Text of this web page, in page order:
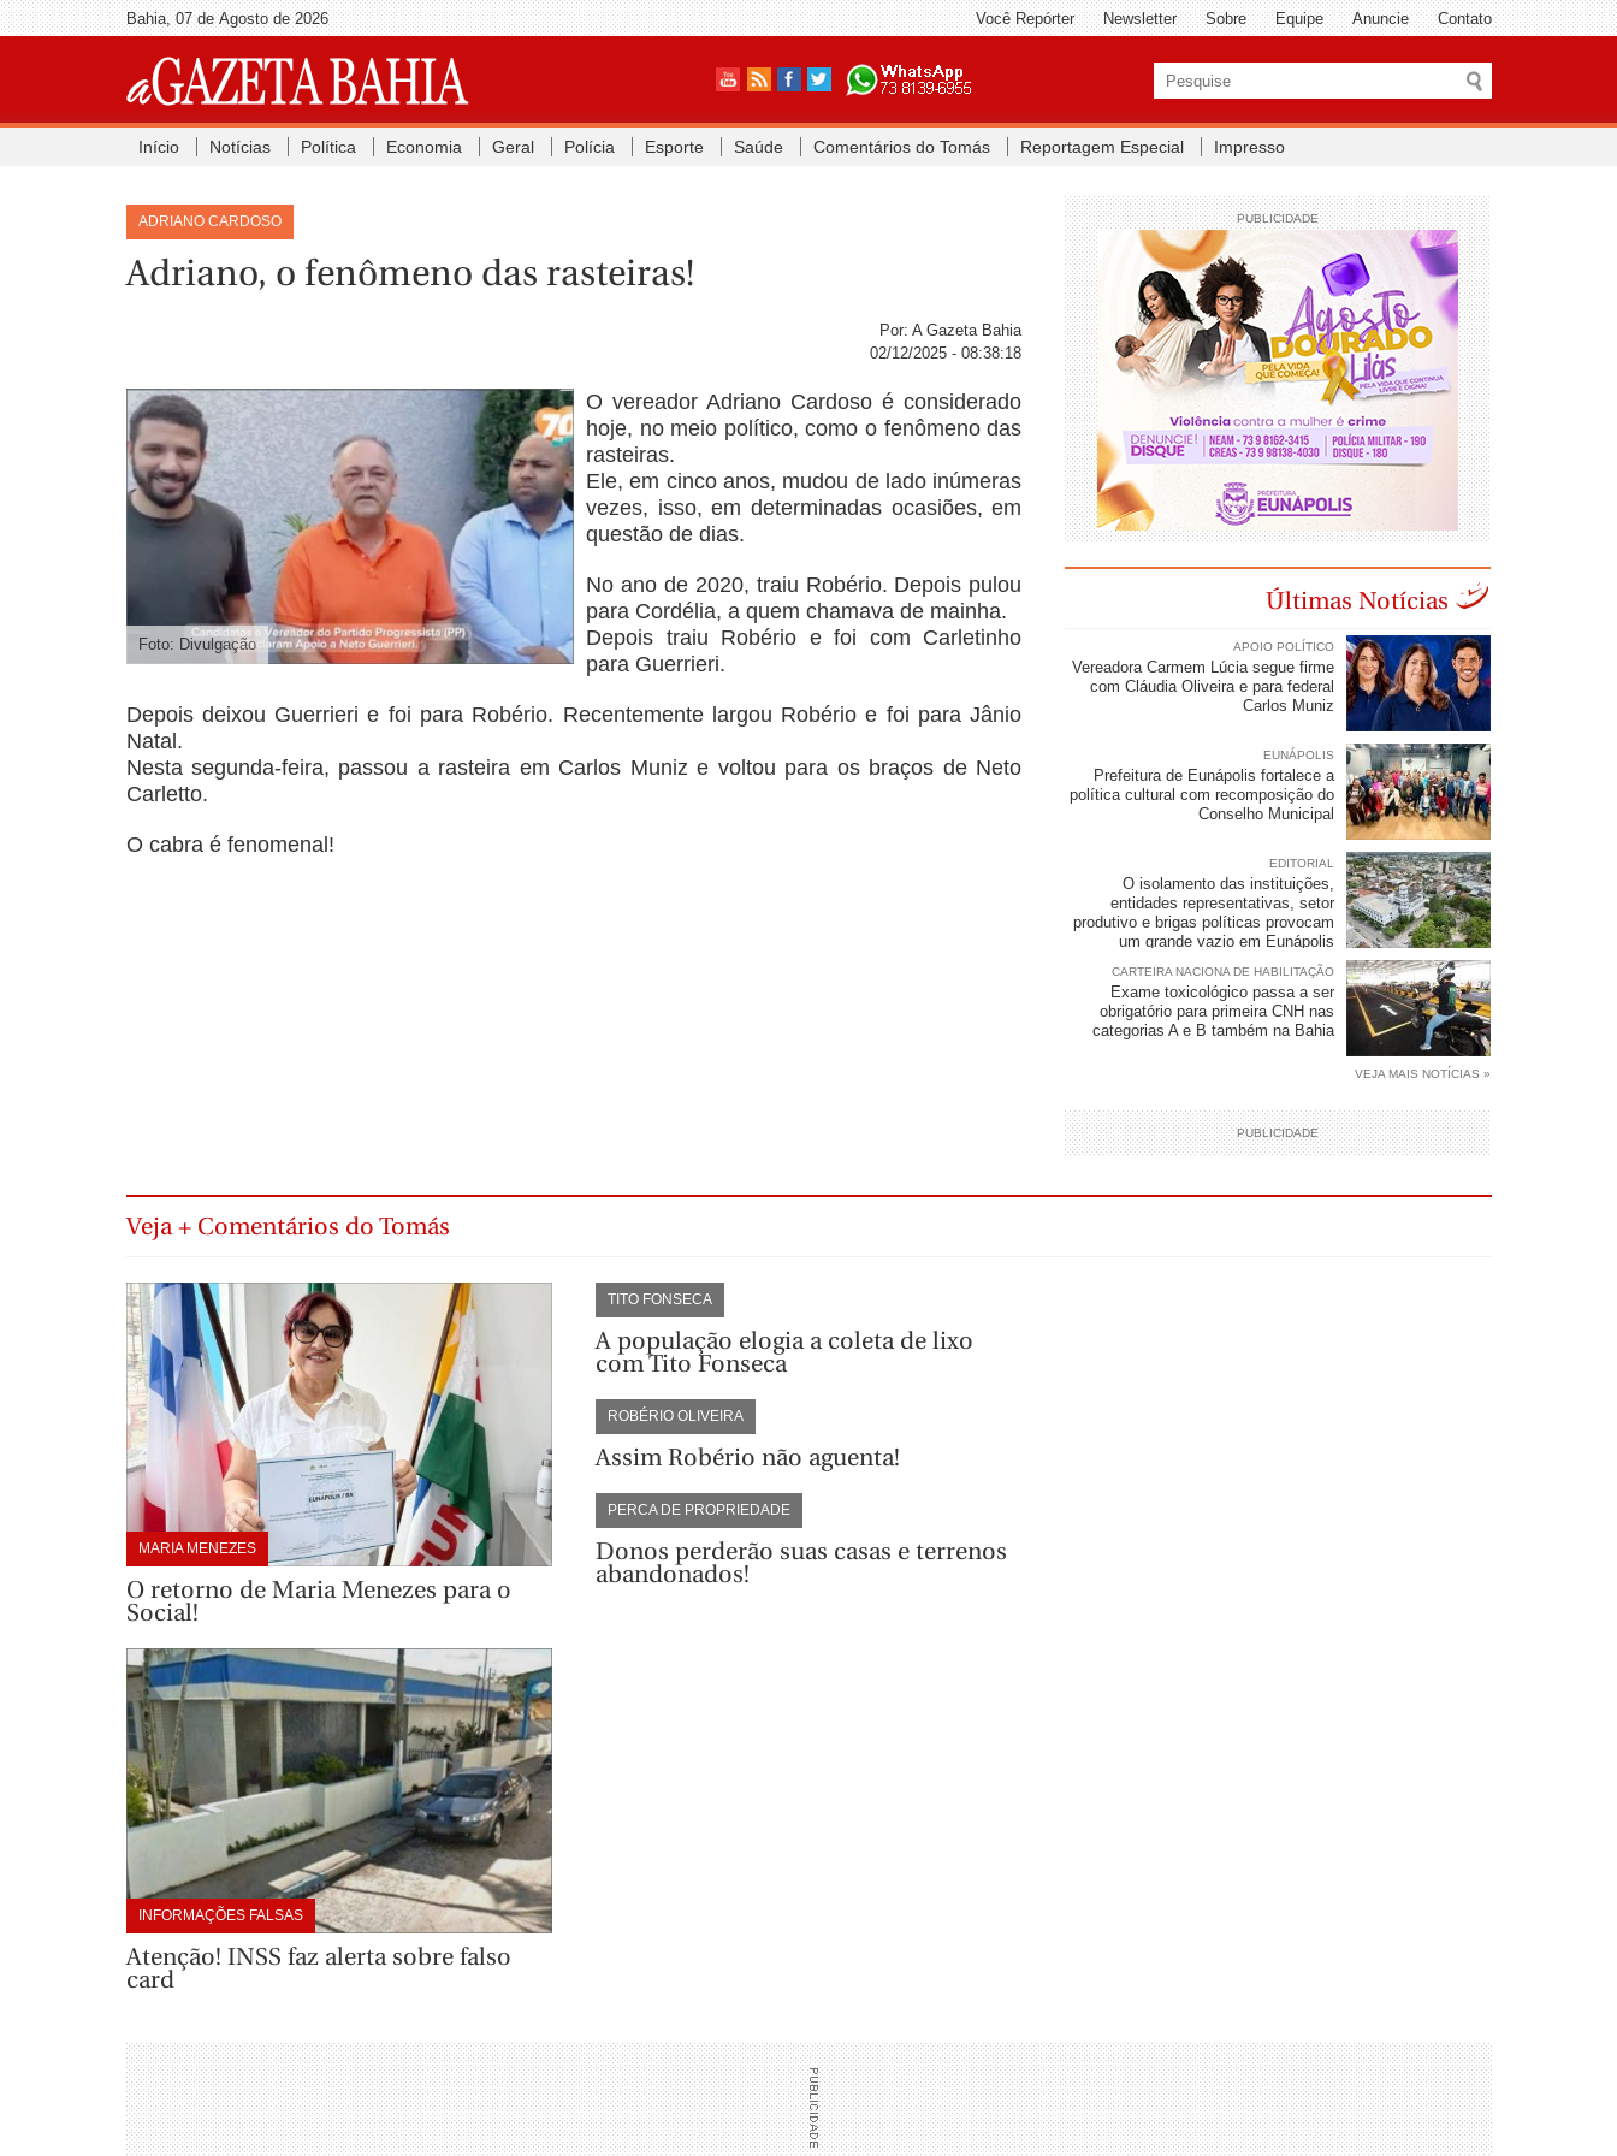
Bahia, 07 de Agosto de 2026 Você Repórter Newsletter Sobre Equipe Anuncie Contato
Início Notícias Política Economia Geral Polícia Esporte Saúde Comentários do Tomás Reportagem Especial Impresso
ADRIANO CARDOSO
Adriano, o fenômeno das rasteiras!
Por: A Gazeta Bahia
02/12/2025 - 08:38:18
Foto: Divulgação
O vereador Adriano Cardoso é considerado
hoje, no meio político, como o fenômeno das
rasteiras.
Ele, em cinco anos, mudou de lado inúmeras
vezes, isso, em determinadas ocasiões, em
questão de dias.
No ano de 2020, traiu Robério. Depois pulou
para Cordélia, a quem chamava de mainha.
Depois traiu Robério e foi com Carletinho
para Guerrieri.
Depois deixou Guerrieri e foi para Robério. Recentemente largou Robério e foi para Jânio
Natal.
Nesta segunda-feira, passou a rasteira em Carlos Muniz e voltou para os braços de Neto
Carletto.
O cabra é fenomenal!
PUBLICIDADE
Últimas Notícias
APOIO POLÍTICO
Vereadora Carmem Lúcia segue firme
com Cláudia Oliveira e para federal
Carlos Muniz
EUNÁPOLIS
Prefeitura de Eunápolis fortalece a
política cultural com recomposição do
Conselho Municipal
EDITORIAL
O isolamento das instituições,
entidades representativas, setor
produtivo e brigas políticas provocam
um grande vazio em Eunápolis
CARTEIRA NACIONA DE HABILITAÇÃO
Exame toxicológico passa a ser
obrigatório para primeira CNH nas
categorias A e B também na Bahia
VEJA MAIS NOTÍCIAS »
PUBLICIDADE
Veja + Comentários do Tomás
MARIA MENEZES
O retorno de Maria Menezes para o
Social!
INFORMAÇÕES FALSAS
Atenção! INSS faz alerta sobre falso
card
TITO FONSECA
A população elogia a coleta de lixo
com Tito Fonseca
ROBÉRIO OLIVEIRA
Assim Robério não aguenta!
PERCA DE PROPRIEDADE
Donos perderão suas casas e terrenos
abandonados!